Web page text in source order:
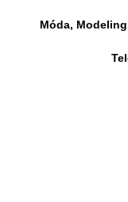
Móda, Modeling